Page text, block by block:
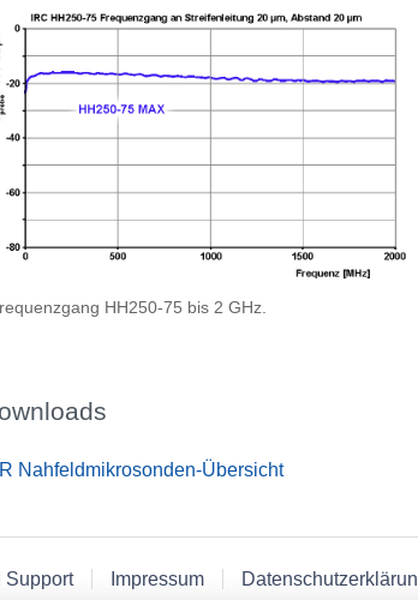
HH250-75 bis 2 GHz.
Nahfeldmikrosonden-Übersicht
Support Impressum